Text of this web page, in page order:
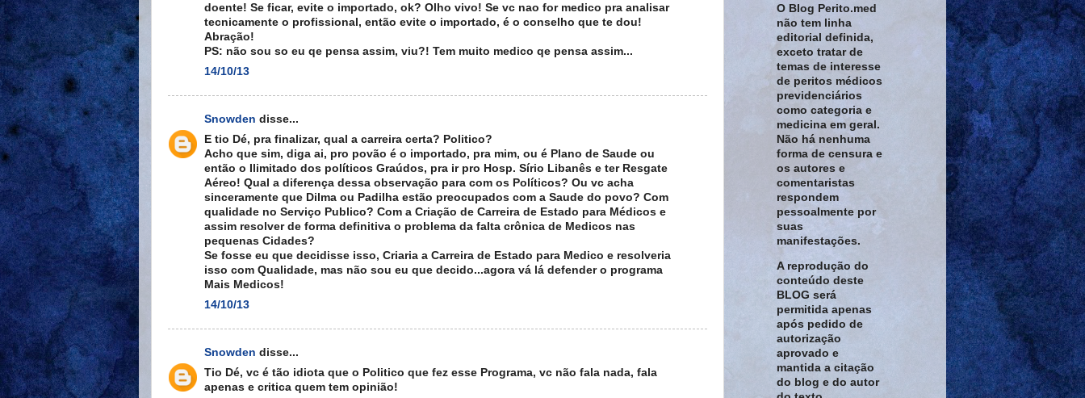
doente! Se ficar, evite o importado, ok? Olho vivo! Se vc nao for medico pra analisar
tecnicamente o profissional, então evite o importado, é o conselho que te dou!
Abração!
PS: não sou so eu qe pensa assim, viu?! Tem muito medico qe pensa assim...
14/10/13
Snowden disse...
E tio Dé, pra finalizar, qual a carreira certa? Politico?
Acho que sim, diga ai, pro povão é o importado, pra mim, ou é Plano de Saude ou
então o Ilimitado dos políticos Graúdos, pra ir pro Hosp. Sírio Libanês e ter Resgate
Aéreo! Qual a diferença dessa observação para com os Políticos? Ou vc acha
sinceramente que Dilma ou Padilha estão preocupados com a Saude do povo? Com
qualidade no Serviço Publico? Com a Criação de Carreira de Estado para Médicos e
assim resolver de forma definitiva o problema da falta crônica de Medicos nas
pequenas Cidades?
Se fosse eu que decidisse isso, Criaria a Carreira de Estado para Medico e resolveria
isso com Qualidade, mas não sou eu que decido...agora vá lá defender o programa
Mais Medicos!
14/10/13
Snowden disse...
Tio Dé, vc é tão idiota que o Politico que fez esse Programa, vc não fala nada, fala
apenas e critica quem tem opinião!
O Blog Perito.med
não tem linha
editorial definida,
exceto tratar de
temas de interesse
de peritos médicos
previdenciários
como categoria e
medicina em geral.
Não há nenhuma
forma de censura e
os autores e
comentaristas
respondem
pessoalmente por
suas
manifestações.
A reprodução do
conteúdo deste
BLOG será
permitida apenas
após pedido de
autorização
aprovado e
mantida a citação
do blog e do autor